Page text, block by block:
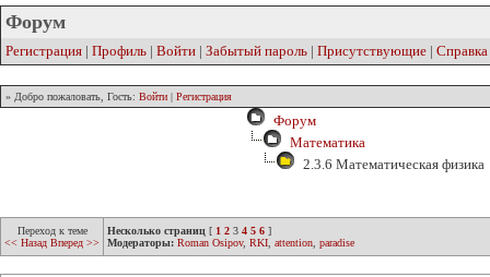
Форум
Регистрация | Профиль | Войти | Забытый пароль | Присутствующие | Справка
» Добро пожаловать, Гость: Войти | Регистрация
Форум
Математика
2.3.6 Математическая физика
Переход к теме
<< Назад Вперед >>
Несколько страниц [ 1 2 3 4 5 6 ]
Модераторы: Roman Osipov, RKI attention paradise